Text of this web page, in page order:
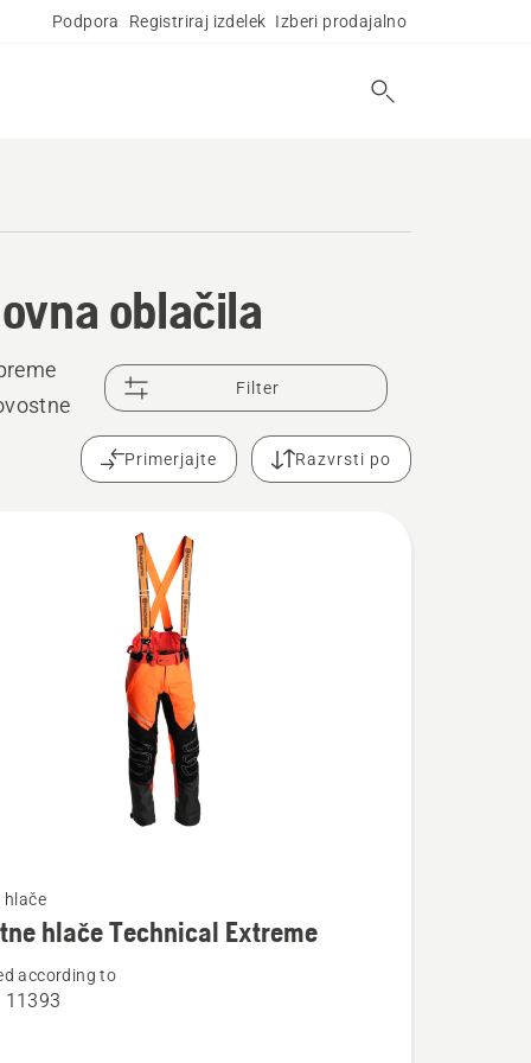
Podpora Registriraj izdelek Izberi prodajalno
oblačila
Filter
Primerjajte Razvrsti po
hlače
hlače Technical Extreme
according to
11393